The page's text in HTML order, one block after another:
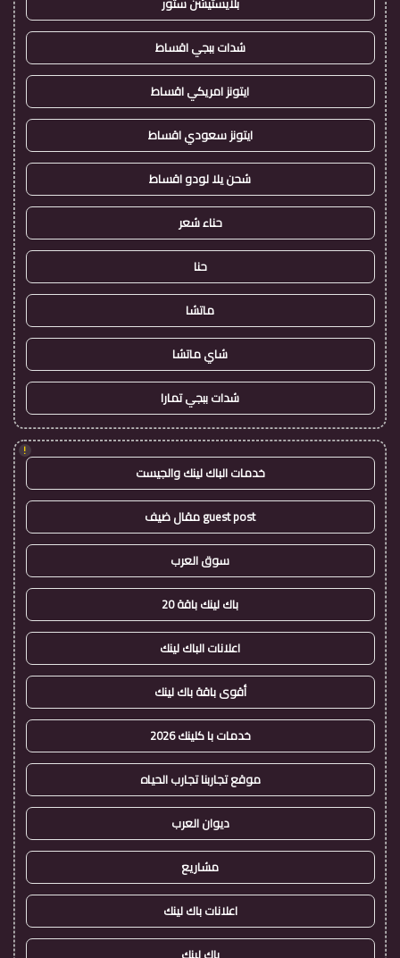
شدات ببجي اقساط
ايتونز امريكي اقساط
ايتونز سعودي اقساط
شحن يلا لودو اقساط
حناء شعر
حنا
ماتشا
شاي ماتشا
شدات ببجي تمارا
!
خدمات الباك لينك والجيست
guest post مقال ضيف
سوق العرب
باك لينك باقة 20
اعلانات الباك لينك
أقوى باقة باك لينك
خدمات با كلينك 2026
موقع تجاربنا تجارب الحياه
ديوان العرب
مشاريع
اعلانات باك لينك